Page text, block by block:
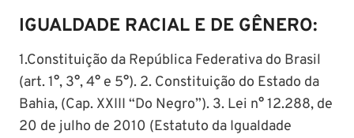
IGUALDADE RACIAL E DE GÊNERO:
1.Constituição da República Federativa do Brasil
(art. 1°, 3°, 4° e 5°). 2. Constituição do Estado da
Bahia, (Cap. XXIII “Do Negro”). 3. Lei n° 12.288, de
20 de julho de 2010 (Estatuto da Igualdade